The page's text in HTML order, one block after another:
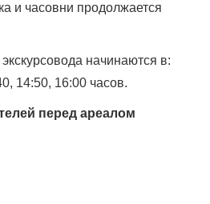
и часовни продолжается
начинаются в:
14:50, 16:00 часов.
перед ареалом